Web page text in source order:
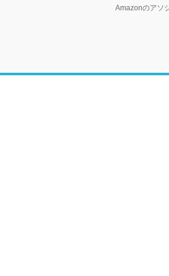
Amazonのアソ